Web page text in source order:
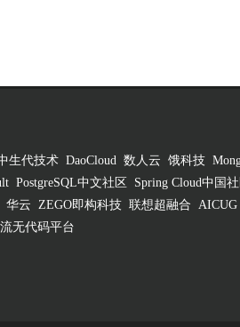
生代技术 DaoCloud 数人云 饿科技
PostgreSQL中文社区 Spring Cloud中国
华云 ZEGO即构科技 联想超融合 AICUG
无代码平台